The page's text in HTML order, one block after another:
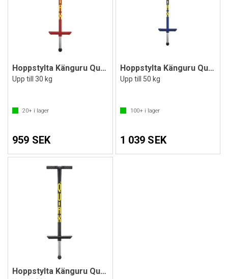
Hoppstylta Känguru Qu-Ax Pogo
Upp till 30 kg
20+ i lager
959 SEK
Hoppstylta Känguru Qu-Ax Pogo
Upp till 50 kg
100+i lager
1 039 SEK
Hoppstylta Känguru Qu-Ax Pogo